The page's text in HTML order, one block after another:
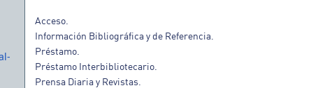
Acceso.
Información Bibliográfica y de Referencia.
Préstamo.
Préstamo Interbibliotecario.
Prensa Diaria y Revistas.